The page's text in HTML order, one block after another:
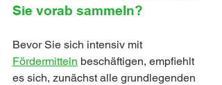
Sie vorab sammeln?
Bevor Sie sich intensiv mit
Fördermitteln beschäftigen, empfiehlt
es sich, zunächst alle grundlegenden